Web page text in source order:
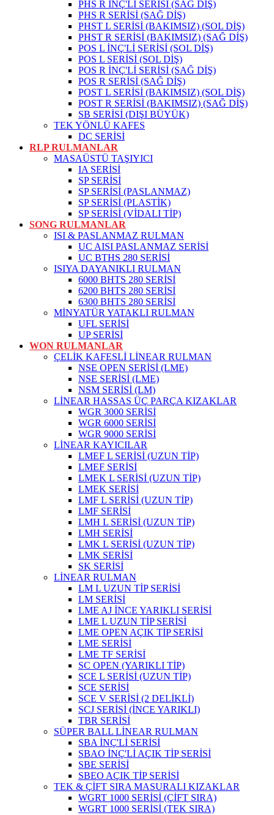
PHS R İNÇ'Lİ SERİSİ (SAĞ DİŞ)
PHS R SERİSİ (SAĞ DİŞ)
PHST L SERİSİ (BAKIMSIZ) (SOL DİŞ)
PHST R SERİSİ (BAKIMSIZ) (SAĞ DİŞ)
POS L İNÇ'Lİ SERİSİ (SOL DİŞ)
POS L SERİSİ (SOL DİŞ)
POS R İNÇ'Lİ SERİSİ (SAĞ DİŞ)
POS R SERİSİ (SAĞ DİŞ)
POST L SERİSİ (BAKIMSIZ) (SOL DİŞ)
POST R SERİSİ (BAKIMSIZ) (SAĞ DİŞ)
SB SERİSİ (DIŞI BÜYÜK)
TEK YÖNLÜ KAFES
DC SERİSİ
RLP RULMANLAR
MASAÜSTÜ TAŞIYICI
IA SERİSİ
SP SERİSİ
SP SERİSİ (PASLANMAZ)
SP SERİSİ (PLASTİK)
SP SERİSİ (VİDALI TİP)
SONG RULMANLAR
ISI & PASLANMAZ RULMAN
UC AISI PASLANMAZ SERİSİ
UC BTHS 280 SERİSİ
ISIYA DAYANIKLI RULMAN
6000 BHTS 280 SERİSİ
6200 BHTS 280 SERİSİ
6300 BHTS 280 SERİSİ
MİNYATÜR YATAKLI RULMAN
UFL SERİSİ
UP SERİSİ
WON RULMANLAR
ÇELİK KAFESLİ LİNEAR RULMAN
NSE OPEN SERİSİ (LME)
NSE SERİSİ (LME)
NSM SERİSİ (LM)
LİNEAR HASSAS ÜÇ PARÇA KIZAKLAR
WGR 3000 SERİSİ
WGR 6000 SERİSİ
WGR 9000 SERİSİ
LİNEAR KAYICILAR
LMEF L SERİSİ (UZUN TİP)
LMEF SERİSİ
LMEK L SERİSİ (UZUN TİP)
LMEK SERİSİ
LMF L SERİSİ (UZUN TİP)
LMF SERİSİ
LMH L SERİSİ (UZUN TİP)
LMH SERİSİ
LMK L SERİSİ (UZUN TİP)
LMK SERİSİ
SK SERİSİ
LİNEAR RULMAN
LM L UZUN TİP SERİSİ
LM SERİSİ
LME AJ İNCE YARIKLI SERİSİ
LME L UZUN TİP SERİSİ
LME OPEN AÇIK TİP SERİSİ
LME SERİSİ
LME TF SERİSİ
SC OPEN (YARIKLI TİP)
SCE L SERİSİ (UZUN TİP)
SCE SERİSİ
SCE V SERİSİ (2 DELİKLİ)
SCJ SERİSİ (İNCE YARIKLI)
TBR SERİSİ
SÜPER BALL LİNEAR RULMAN
SBA İNÇ'Lİ SERİSİ
SBAO İNÇ'Lİ AÇIK TİP SERİSİ
SBE SERİSİ
SBEO AÇIK TİP SERİSİ
TEK & ÇİFT SIRA MASURALI KIZAKLAR
WGRT 1000 SERİSİ (ÇİFT SIRA)
WGRT 1000 SERİSİ (TEK SIRA)